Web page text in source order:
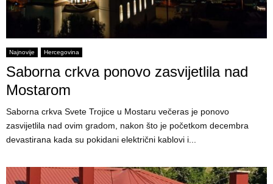
E
N
U
Najnovije Hercegovina
Saborna crkva ponovo zasvijetlila nad
Mostarom
Saborna crkva Svete Trojice u Mostaru večeras je ponovo
zasvijetlila nad ovim gradom, nakon što je početkom decembra
devastirana kada su pokidani električni kablovi i...